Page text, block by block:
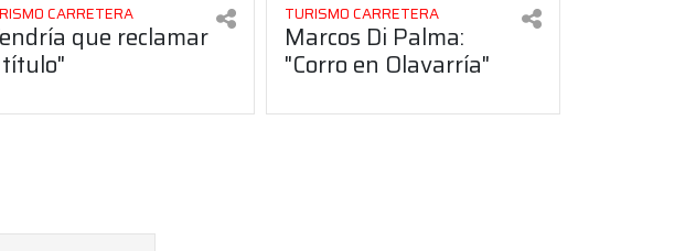
CARRETERA
que reclamar
TURISMO CARRETERA
Marcos Di Palma:
"Corro en Olavarría"